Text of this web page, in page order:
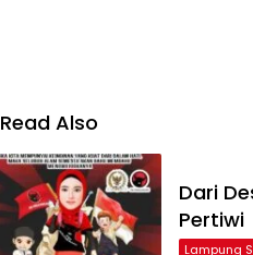
Read Also
Dari
Pertiwi
Lampung